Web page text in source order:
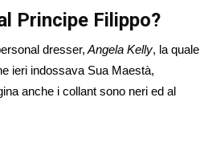
Principe Filippo?
dresser, Angela Kelly, la quale
ieri indossava Sua Maestà,
anche i collant sono neri ed al